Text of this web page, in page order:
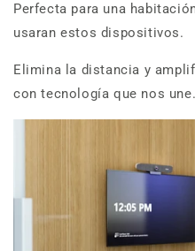
Perfecta para una
usaran estos dispositivos.
Elimina la distancia y
con tecnología que nos une.